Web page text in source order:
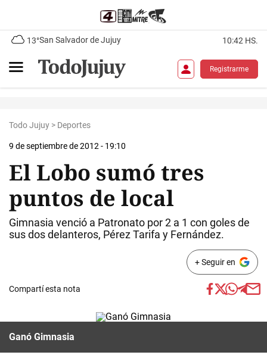
13°San Salvador de Jujuy 10:42 HS.
Registrarme
Todo Jujuy > Deportes
9 de septiembre de 2012 - 19:10
El Lobo sumó tres
puntos de local
Gimnasia venció a Patronato por 2 a 1 con goles de
sus dos delanteros, Pérez Tarifa y Fernández.
+ Seguir en
Compartí esta nota
Ganó Gimnasia